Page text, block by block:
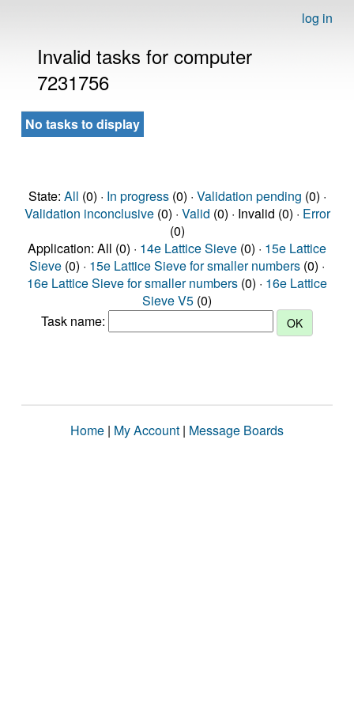
log in
Invalid tasks for computer
7231756
No tasks to display
State: All (0) · In progress(0) · Validation pending (0) ·
Validation inconclusive(0) · Valid (0) · Invalid (0) · Error
(0)
Application: All (0) · 14e Lattice Sieve (0) · 15e Lattice
Sieve (0) · 15e Lattice Sieve for smaller numbers (0) ·
16e Lattice Sieve for smaller numbers (0) · 16e Lattice
Sieve V5 (0)
Task name:
Home | My Account | Message Boards